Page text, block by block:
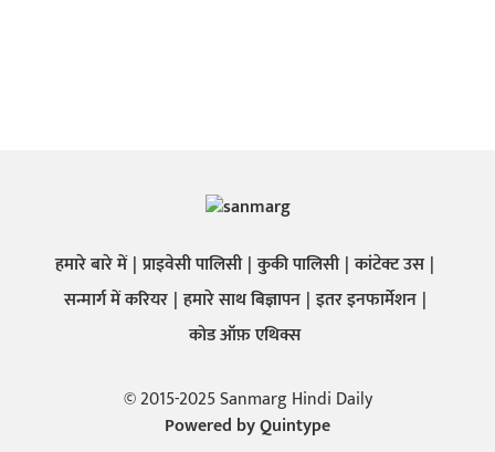
हमारे बारे में प्राइवेसी पालिसी कुकी पालिसी कांटेक्ट उस
सन्मार्ग में करियर हमारे साथ बिज्ञापन इतर इनफार्मेशन
कोड ऑफ़ एथिक्स
© 2015-2025 Sanmarg Hindi Daily
Powered byQuintype